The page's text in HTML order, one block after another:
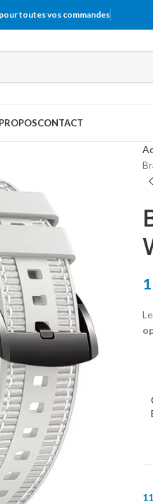
toutes vos commandes
CONTACT